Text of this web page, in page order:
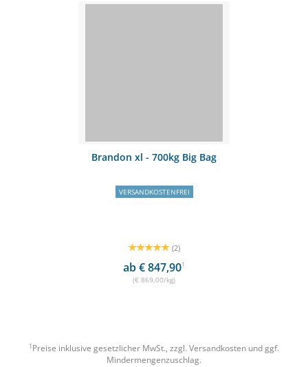
Brandon xl - 700kg Big Bag
VERSANDKOSTENFREI
(2)
ab € 847,901
(€ 869,00/kg)
1 Preise inklusive gesetzlicher MwSt., zzgl. Versandkosten und ggf.
Mindermengenzuschlag.